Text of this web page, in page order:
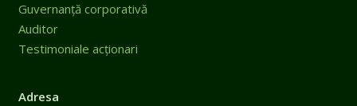
Guvernanță corporativă
Auditor
Testimoniale acționari
Adresa